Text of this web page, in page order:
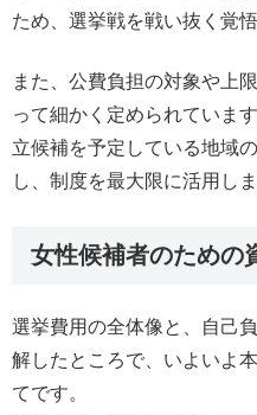
ため、選挙戦を戦い抜く覚
また、公費負担の対象や上
って細かく定められています
立候補を予定している地域
し、制度を最大限に活用しま
女性候補者のための
選挙費用の全体像と、自己
解したところで、いよいよ
てです。